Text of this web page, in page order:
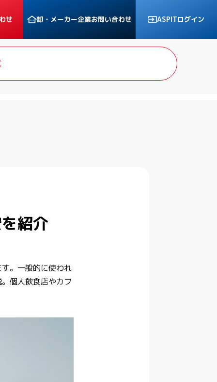
せ 卸・メーカー企業お問い合わせ ASPITログイン
紹介
。一般的に使われ
個人飲食店やカフ